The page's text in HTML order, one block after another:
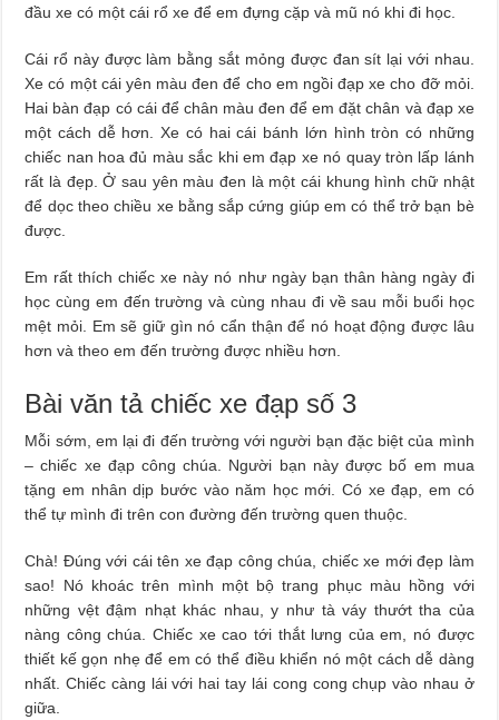
đầu xe có một cái rổ xe để em đựng cặp và mũ nó khi đi học.
Cái rổ này được làm bằng sắt mỏng được đan sít lại với nhau.
Xe có một cái yên màu đen để cho em ngồi đạp xe cho đỡ mỏi.
Hai bàn đạp có cái để chân màu đen để em đặt chân và đạp xe
một cách dễ hơn. Xe có hai cái bánh lớn hình tròn có những
chiếc nan hoa đủ màu sắc khi em đạp xe nó quay tròn lấp lánh
rất là đẹp. Ở sau yên màu đen là một cái khung hình chữ nhật
để dọc theo chiều xe bằng sắp cứng giúp em có thể trở bạn bè
được.
Em rất thích chiếc xe này nó như ngày bạn thân hàng ngày đi
học cùng em đến trường và cùng nhau đi về sau mỗi buổi học
mệt mỏi. Em sẽ giữ gìn nó cẩn thận để nó hoạt động được lâu
hơn và theo em đến trường được nhiều hơn.
Bài văn tả chiếc xe đạp số 3
Mỗi sớm, em lại đi đến trường với người bạn đặc biệt của mình
– chiếc xe đạp công chúa. Người bạn này được bố em mua
tặng em nhân dịp bước vào năm học mới. Có xe đạp, em có
thể tự mình đi trên con đường đến trường quen thuộc.
Chà! Đúng với cái tên xe đạp công chúa, chiếc xe mới đẹp làm
sao! Nó khoác trên mình một bộ trang phục màu hồng với
những vệt đậm nhạt khác nhau, y như tà váy thướt tha của
nàng công chúa. Chiếc xe cao tới thắt lưng của em, nó được
thiết kế gọn nhẹ để em có thể điều khiển nó một cách dễ dàng
nhất. Chiếc càng lái với hai tay lái cong cong chụp vào nhau ở
giữa.